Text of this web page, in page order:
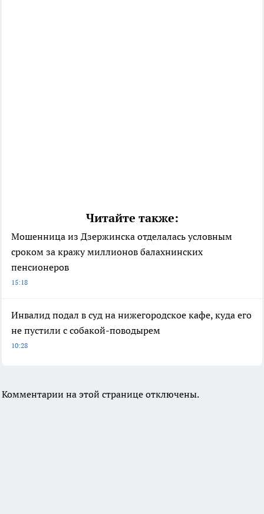
Читайте также:
Мошенница из Дзержинска отделалась условным
сроком за кражу миллионов балахнинских
пенсионеров
15:18
Инвалид подал в суд на нижегородское кафе, куда его
не пустили с собакой-поводырем
10:28
Комментарии на этой странице отключены.